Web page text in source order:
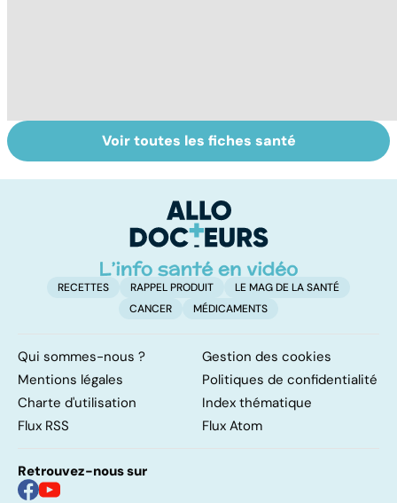
Tout savoir sur le
cancer de la
Mélanome : le
plus redouté des
peau
Voir toutes les fiches santé
RECETTES RAPPEL PRODUIT
LE MAG DE LA SANTÉ
CANCER
MÉDICAMENTS
Qui sommes-nous ?
Gestion des cookies
Mentions légales
Politiques de confidentialité
Charte d'utilisation
Index thématique
Flux RSS
Flux Atom
Retrouvez-nous sur